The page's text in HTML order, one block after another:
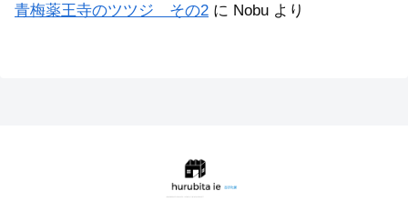
青梅薬王寺のツツジ その2 に Nobu より